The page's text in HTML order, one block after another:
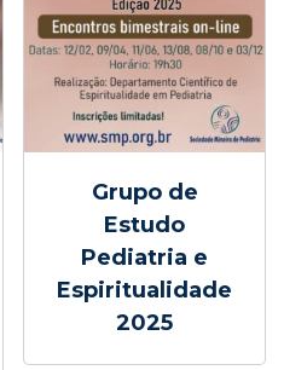
Grupo de
Estudo
Pediatria e
Espiritualidade
2025